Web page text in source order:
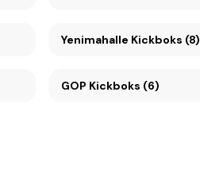
Yenimahalle Kickboks (8)
GOP Kickboks (6)